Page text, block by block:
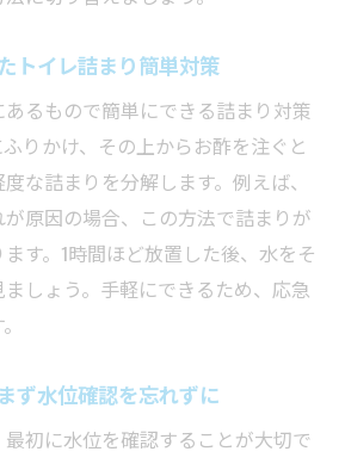
りに有効な家庭用洗剤の活用術
たトイレ詰まり解消時の注意点
難しいトイレ詰まりの見分け方
り対応後の清掃と衛生管理
っておきたい費用と選び方
り業者依頼の費用目安を解説
める業者選びのチェックポイン
に確認したいトイレ詰まり内容
防ぐための事前準備と質問事項
トイレ詰まり簡単対策
るもので簡単にできる詰まり対策
りかけ、その上からお酢を注ぐと
な詰まりを分解します。例えば、
原因の場合、この方法で詰まりが
す。1時間ほど放置した後、水をそ
しょう。手軽にできるため、応急
ず水位確認を忘れずに
最初に水位を確認することが大切で